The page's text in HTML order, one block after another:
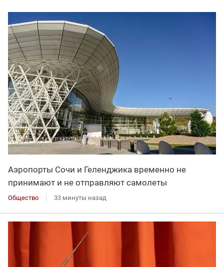
Аэропорты Сочи и Геленджика временно не
принимают и не отправляют самолеты
Общество 33 минуты назад